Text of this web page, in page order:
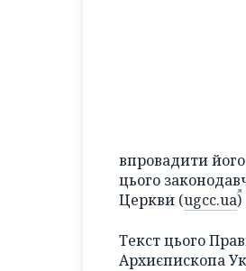
впровадити
цього
Церкви (ugcc.ua)
Текст цього
Архиєпископа